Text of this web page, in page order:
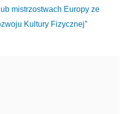
mistrzostwach Europy ze
Kultury Fizycznej”